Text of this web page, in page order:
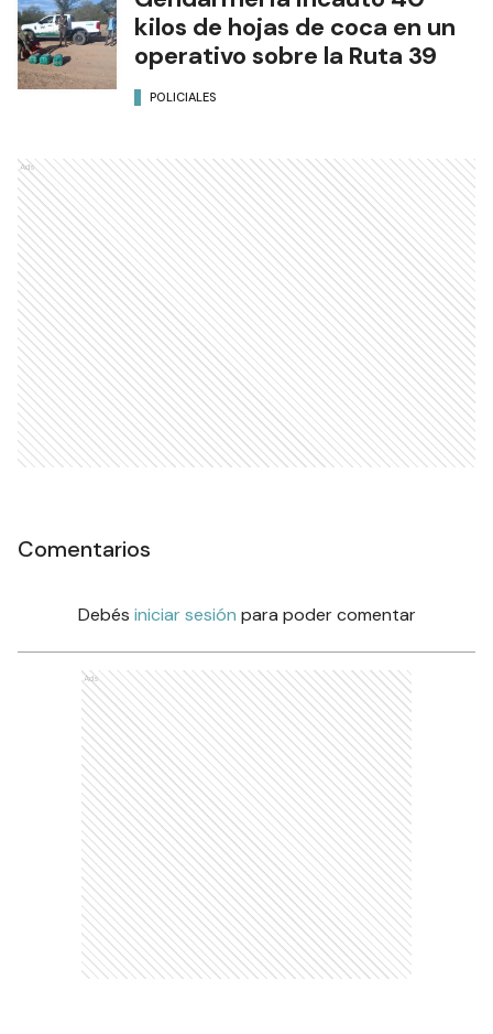
kilos de hojas de coca en un
operativo sobre la Ruta 39
POLICIALES
Ads
Comentarios
Debés iniciar sesión para poder comentar
Ads